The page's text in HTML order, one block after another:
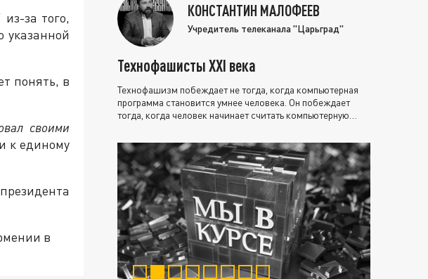
за того,
указанной
понять, в
своими
к единому
в
КОНСТАНТИН МАЛОФЕЕВ
Учредитель телеканала "Царьград"
Технофашисты XXI века
Технофашизм побеждает не тогда, когда компьютерная
программа становится умнее человека. Он побеждает
тогда, когда человек начинает считать компьютерную